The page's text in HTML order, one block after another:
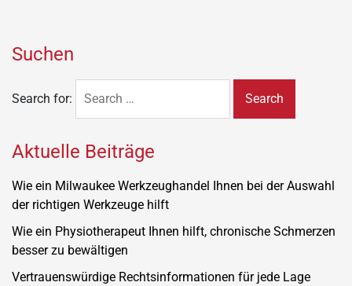
Suchen
Search for:
Aktuelle Beiträge
Wie ein Milwaukee Werkzeughandel Ihnen bei der Auswahl
der richtigen Werkzeuge hilft
Wie ein Physiotherapeut Ihnen hilft, chronische Schmerzen
besser zu bewältigen
Vertrauenswürdige Rechtsinformationen für jede Lage